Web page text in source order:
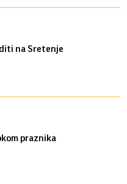
na Sretenje
praznika